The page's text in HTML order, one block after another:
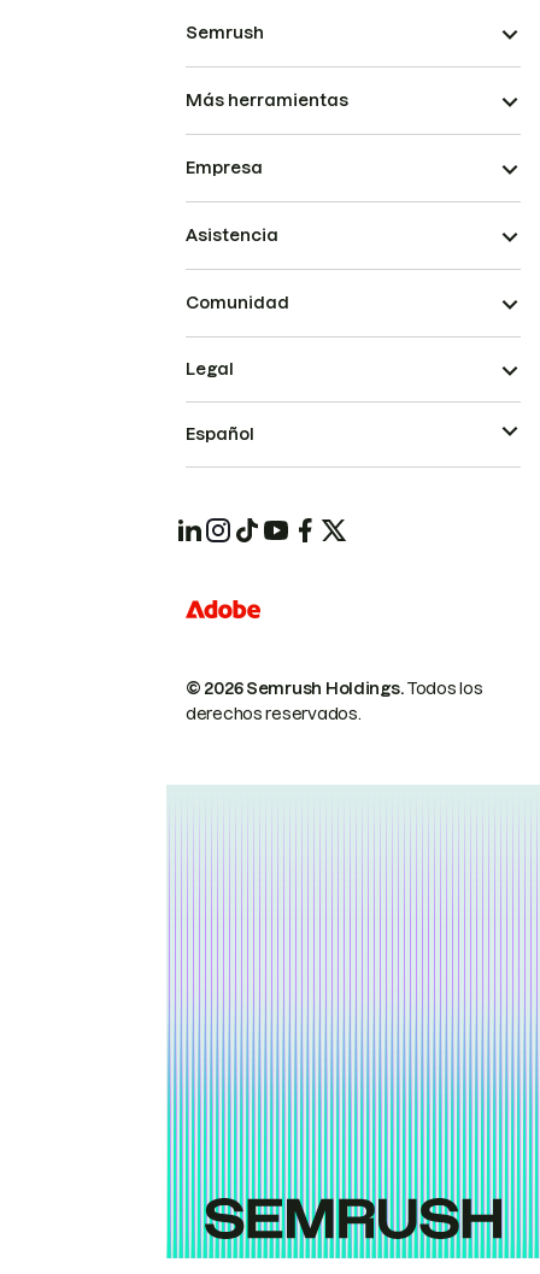
Semrush
Más herramientas
Empresa
Asistencia
Comunidad
© 2026 Semrush Holdings.Todos los
derechos reservados.
Legal
Español